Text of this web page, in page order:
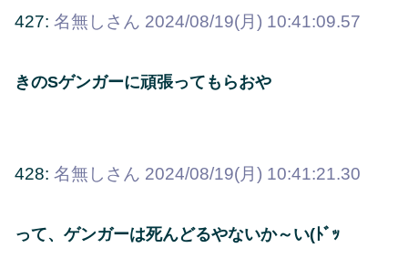
427: 名無しさん 2024/08/19(月) 10:41:09.57
きのSゲンガーに頑張ってもらおや
428: 名無しさん 2024/08/19(月) 10:41:21.30
って、ゲンガーは死んどるやないか～い(ﾄﾞｯ